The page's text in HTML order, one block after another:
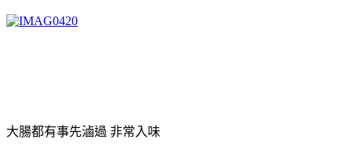
大腸都有事先滷過 非常入味